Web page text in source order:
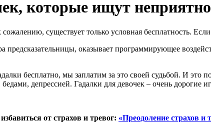
которые ищут
существует только условная бесплатность.
предсказательницы, оказывает программирующее
бесплатно, мы заплатим за это своей судьбой. И это
депрессией. Гадалки для девочек – очень дорогие
от страхов и тревог: «Преодоление страхов и